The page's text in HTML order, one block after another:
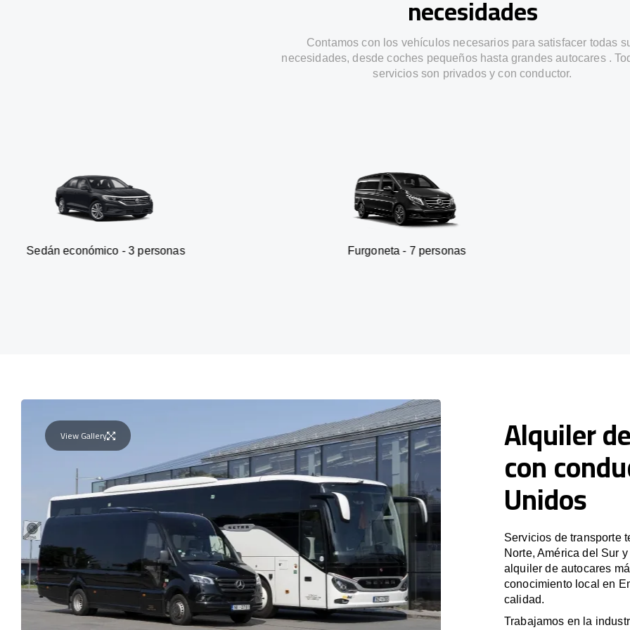
necesidades
Contamos con los vehículos necesarios para satisfacer todas
necesidades, desde coches pequeños hasta grandes autocares .
servicios son privados y con conductor.
- 3 personas Furgoneta - 7 personas SUV -
View Gallery Alquiler
con
Unidos
Servicios de transporte
Norte, América del Sur
alquiler de autocares
conocimiento local en
calidad.
Trabajamos en la